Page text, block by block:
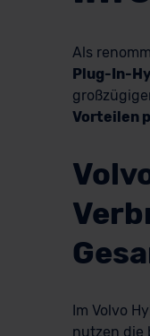
Als
Plug-In-
Vorteilen
Im Volvo
nutzen die